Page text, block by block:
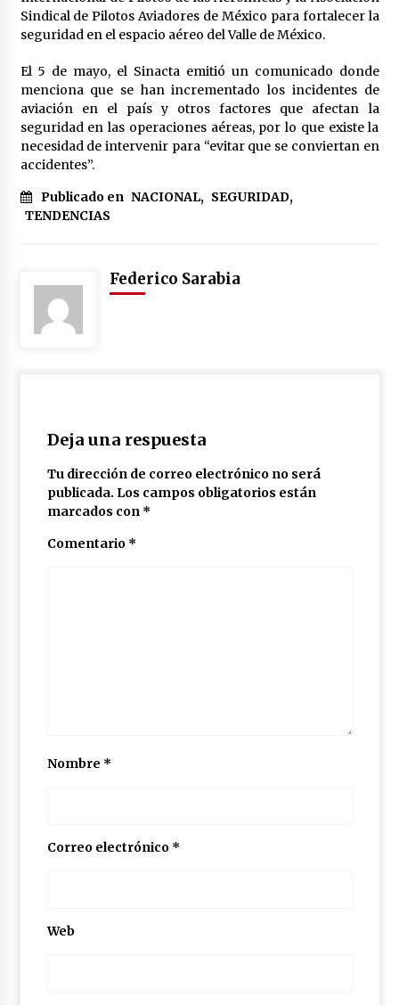
Sindical de Pilotos Aviadores de México para fortalecer la
seguridad en el espacio aéreo del Valle de México.
El 5 de mayo, el Sinacta emitió un comunicado donde
menciona que se han incrementado los incidentes de
aviación en el país y otros factores que afectan la
seguridad en las operaciones aéreas, por lo que existe la
necesidad de intervenir para “evitar que se conviertan en
accidentes”.
Publicado en NACIONAL, SEGURIDAD,
TENDENCIAS
Federico Sarabia
Deja una respuesta
Tu dirección de correo electrónico no será
publicada. Los campos obligatorios están
marcados con *
Comentario *
Nombre *
Correo electrónico *
Web